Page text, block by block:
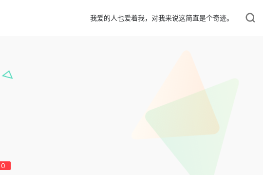
我爱的人也爱着我，对我来说这简直是个奇迹。
0